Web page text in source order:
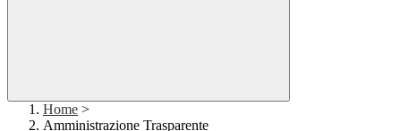
Home >
Amministrazione Trasparente